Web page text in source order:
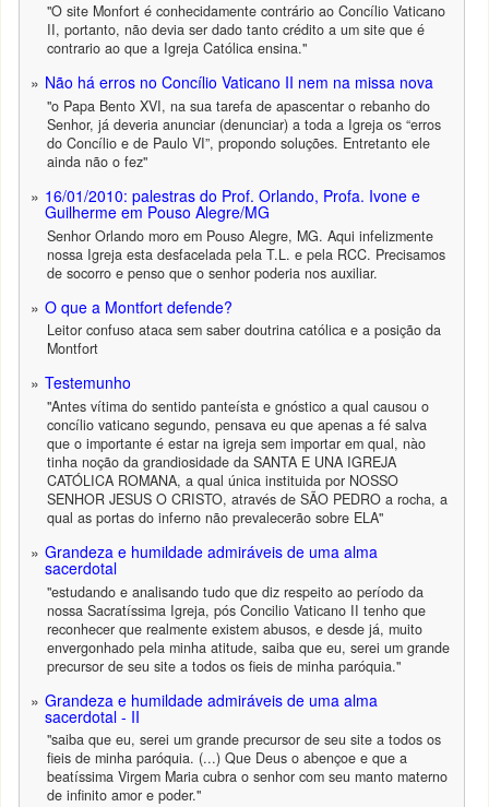
"O site Monfort é conhecidamente contrário ao Concílio Vaticano
II, portanto, não devia ser dado tanto crédito a um site que é
contrario ao que a Igreja Católica ensina."
Não há erros no Concílio Vaticano II nem na missa nova
"o Papa Bento XVI, na sua tarefa de apascentar o rebanho do
Senhor, já deveria anunciar (denunciar) a toda a Igreja os “erros
do Concílio e de Paulo VI”, propondo soluções. Entretanto ele
ainda não o fez"
16/01/2010: palestras do Prof. Orlando, Profa. Ivone e
Guilherme em Pouso Alegre/MG
Senhor Orlando moro em Pouso Alegre, MG. Aqui infelizmente
nossa Igreja esta desfacelada pela T.L. e pela RCC. Precisamos
de socorro e penso que o senhor poderia nos auxiliar.
O que a Montfort defende?
Leitor confuso ataca sem saber doutrina católica e a posição da
Montfort
Testemunho
"Antes vítima do sentido panteísta e gnóstico a qual causou o
concílio vaticano segundo, pensava eu que apenas a fé salva
que o importante é estar na igreja sem importar em qual, nào
tinha noção da grandiosidade da SANTA E UNA IGREJA
CATÓLICA ROMANA, a qual única instituida por NOSSO
SENHOR JESUS O CRISTO, através de SÃO PEDRO a rocha, a
qual as portas do inferno não prevalecerão sobre ELA"
Grandeza e humildade admiráveis de uma alma
sacerdotal
"estudando e analisando tudo que diz respeito ao período da
nossa Sacratíssima Igreja, pós Concilio Vaticano II tenho que
reconhecer que realmente existem abusos, e desde já, muito
envergonhado pela minha atitude, saiba que eu, serei um grande
precursor de seu site a todos os fieis de minha paróquia."
Grandeza e humildade admiráveis de uma alma
sacerdotal - II
"saiba que eu, serei um grande precursor de seu site a todos os
fieis de minha paróquia. (...) Que Deus o abençoe e que a
beatíssima Virgem Maria cubra o senhor com seu manto materno
de infinito amor e poder."